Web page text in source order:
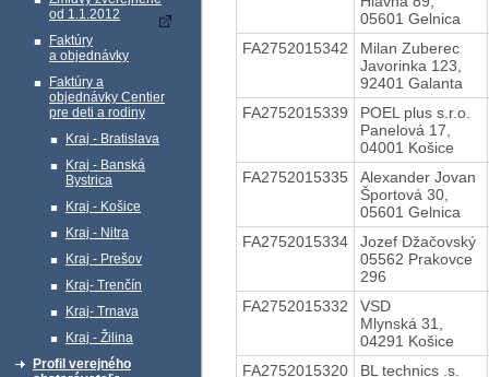
od 1.1.2012
Faktúry
a objednávky
Faktúry a
objednávky Centier
pre deti a rodiny
Kraj - Bratislava
Kraj - Banská
Bystrica
Kraj - Košice
Kraj - Nitra
Kraj - Prešov
Kraj- Trenčín
Kraj- Trnava
Kraj - Žilina
Profil verejného
05601 Gelnica
FA2752015342
Milan Zuberec
Javorinka 123,
92401 Galanta
FA2752015339
POEL plus s.r.o.
Panelová 17,
04001 Košice
FA2752015335
Alexander Jovan
Športová 30,
05601 Gelnica
FA2752015334
Jozef Džačovský
05562 Prakovce
296
FA2752015332
VSD
Mlynská 31,
04291 Košice
FA2752015320
BL technics .s.